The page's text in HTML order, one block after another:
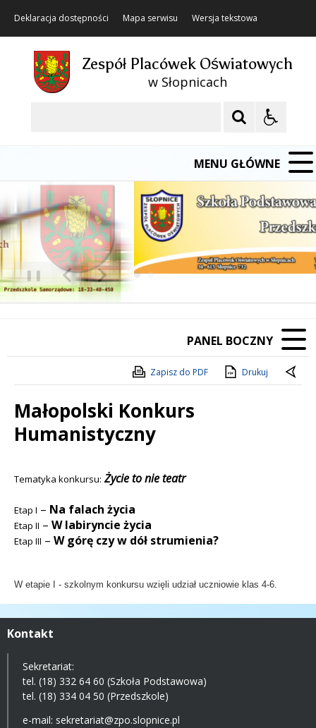
Deklaracja dostępności Mapa serwisu Wersja tekstowa
Zespół Placówek Oświatowych
w Słopnicach
MENU GŁÓWNE
Poprzedni Element
Następny Element
❚❚
PANEL BOCZNY
Zapisz do PDF Drukuj
Małopolski Konkurs
Humanistyczny
Tematyka konkursu: Życie to nie teatr
Etap I – Na falach życia
Etap II – W labiryncie życia
Etap III – W górę czy w dół strumienia?
W etapie I - szkolnym konkursu wzięli udział uczniowie klas 4-6.
Kontakt
Sekretariat:
tel. (18) 332 64 60 (Szkoła Podstawowa)
tel. (18) 334 04 50 (Przedszkole)
e-mail: sekretariat@zpo.slopnice.pl